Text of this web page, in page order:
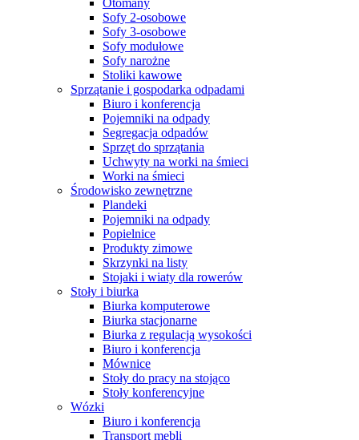
Sofy 2-osobowe
Sofy 3-osobowe
Sofy modułowe
Sofy narożne
Stoliki kawowe
Sprzątanie i gospodarka odpadami
Biuro i konferencja
Pojemniki na odpady
Segregacja odpadów
Sprzęt do sprzątania
Uchwyty na worki na śmieci
Worki na śmieci
Środowisko zewnętrzne
Plandeki
Pojemniki na odpady
Popielnice
Produkty zimowe
Skrzynki na listy
Stojaki i wiaty dla rowerów
Stoły i biurka
Biurka komputerowe
Biurka stacjonarne
Biurka z regulacją wysokości
Biuro i konferencja
Mównice
Stoły do pracy na stojąco
Stoły konferencyjne
Wózki
Biuro i konferencja
Transport mebli